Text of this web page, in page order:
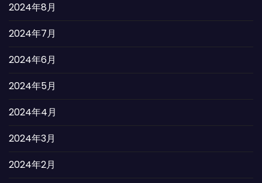
2024年8月
2024年7月
2024年6月
2024年5月
2024年4月
2024年3月
2024年2月